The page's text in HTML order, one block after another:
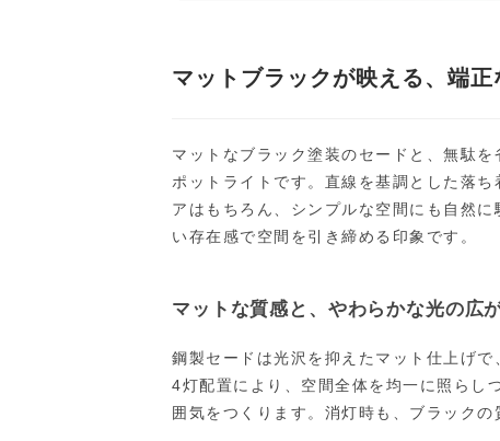
マットブラックが映える、端
マットなブラック塗装のセードと、無駄
ポットライトです。直線を基調とした落
アはもちろん、シンプルな空間にも自然
い存在感で空間を引き締める印象です。
マットな質感と、やわらかな光の広
鋼製セードは光沢を抑えたマット仕上げ
4灯配置により、空間全体を均一に照らし
囲気をつくります。消灯時も、ブラック